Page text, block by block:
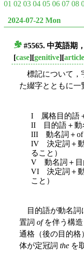
01 02 03 04 05 06 07 08
2024-07-22 Mon
#5565. 中英語期
[case][genitive][article
標記について，
た綴字とともに一
I 属格目的語＋
II 目的語＋動
III 動名詞＋of
IV 決定詞＋動
ること）
V 動名詞＋目
VI 決定詞＋動
こと）
目的語が動名詞
置詞 ofを伴う構造
通格（後の目的格
体が定冠詞 the を